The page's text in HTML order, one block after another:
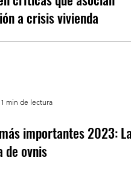
1 min de lectura
1 min de lectura